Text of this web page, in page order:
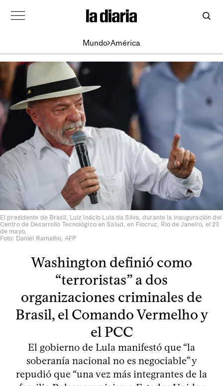
Mundo América
El presidente de Brasil, Luiz Inácio Lula da Silva, durante la inauguración del
Centro de Desarrollo Tecnológico en Salud, en Fiocruz, Río de Janeiro, el 23
de mayo.
Foto: Daniel Ramalho, AFP
Washington definió como
“terroristas” a dos
organizaciones criminales de
Brasil, el Comando Vermelho y
el PCC
El gobierno de Lula manifestó que “la
soberanía nacional no es negociable” y
repudió que “una vez más integrantes de la